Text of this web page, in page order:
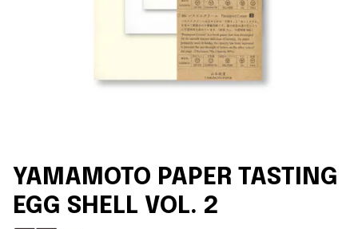
YAMAMOTO PAPER TASTING
EGG SHELL VOL. 2